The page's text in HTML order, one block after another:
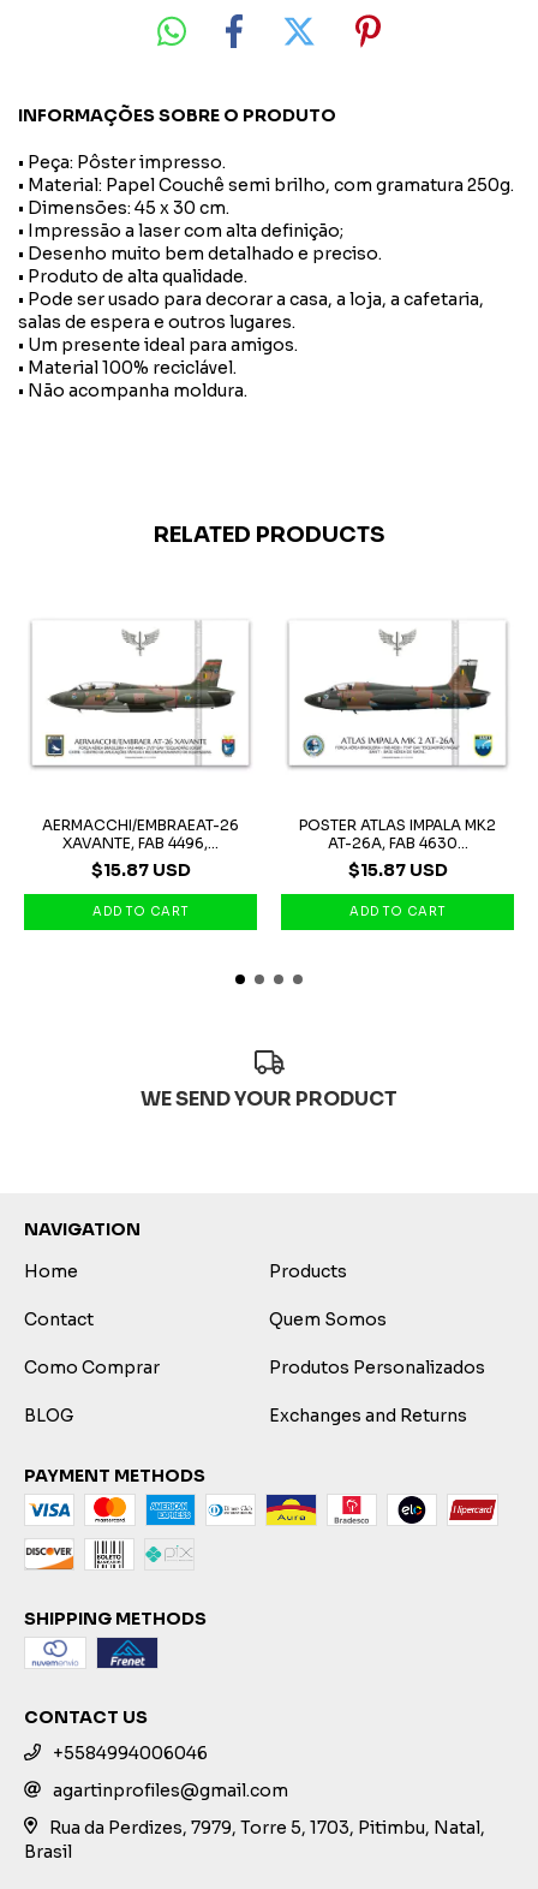
INFORMAÇÕES SOBRE O PRODUTO
• Peça: Pôster impresso.
• Material: Papel Couchê semi brilho, com gramatura 250g.
• Dimensões: 45 x 30 cm.
• Impressão a laser com alta definição;
• Desenho muito bem detalhado e preciso.
• Produto de alta qualidade.
• Pode ser usado para decorar a casa, a loja, a cafetaria,
salas de espera e outros lugares.
• Um presente ideal para amigos.
• Material 100% reciclável.
• Não acompanha moldura.
RELATED PRODUCTS
AERMACCHI/EMBRAEAT-26
XAVANTE, FAB 4496,...
$15.87 USD
POSTER ATLAS IMPALA MK2
AT-26A, FAB 4630...
$15.87 USD
WE SEND YOUR PRODUCT
NAVIGATION
Home
Products
Contact Quem Somos
Como Comprar Produtos Personalizados
BLOG Exchanges and Returns
PAYMENT METHODS
SHIPPING METHODS
CONTACT US
+5584994006046
agartinprofiles@gmail.com
Rua da Perdizes, 7979, Torre 5, 1703, Pitimbu, Natal,
Brasil